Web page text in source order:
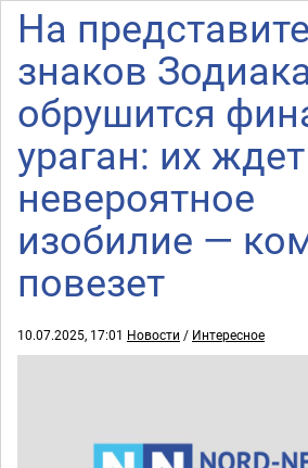
На
знаков
обрушится
ураган: их ждет
невероятное
изобилие —
повезет
10.07.2025, 17:01 Новости / Интересное